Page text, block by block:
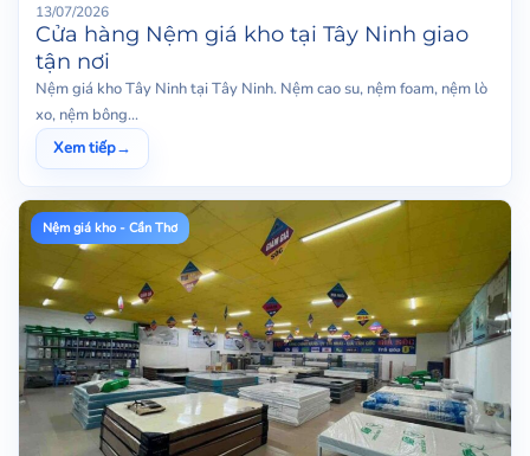
13/07/2026
Cửa hàng Nệm giá kho tại Tây Ninh giao
tận nơi
Nệm giá kho Tây Ninh tại Tây Ninh. Nệm cao su, nệm foam, nệm lò
xo, nệm bông...
Xem tiếp→
Nệm giá kho - Cần Thơ